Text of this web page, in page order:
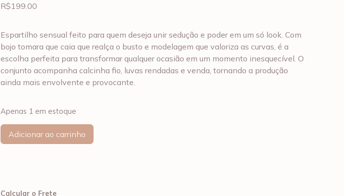
R$199.00
Espartilho sensual feito para quem deseja unir sedução e poder em um só look. Com
bojo tomara que caia que realça o busto e modelagem que valoriza as curvas, é a
escolha perfeita para transformar qualquer ocasião em um momento inesquecível. O
conjunto acompanha calcinha fio, luvas rendadas e venda, tornando a produção
ainda mais envolvente e provocante.
Apenas 1 em estoque
Adicionar ao carrinho
Calcular o Frete